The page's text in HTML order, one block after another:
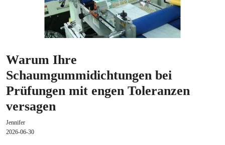
Warum Ihre
Schaumgummidichtungen bei
Prüfungen mit engen Toleranzen
versagen
Jennifer
2026-06-30